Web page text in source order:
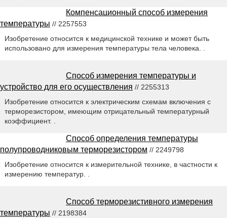
Компенсационный способ измерения
температуры // 2257553
Изобретение относится к медицинской технике и может быть
использовано для измерения температуры тела человека. .
Способ измерения температуры и
устройство для его осуществления // 2255313
Изобретение относится к электрическим схемам включения с
терморезистором, имеющим отрицательный температурный
коэффициент. .
Способ определения температуры
полупроводниковым терморезистором // 2249798
Изобретение относится к измерительной технике, в частности к
измерению температур. .
Способ терморезистивного измерения
температуры // 2198384